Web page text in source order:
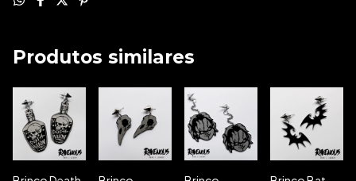
Produtos similares